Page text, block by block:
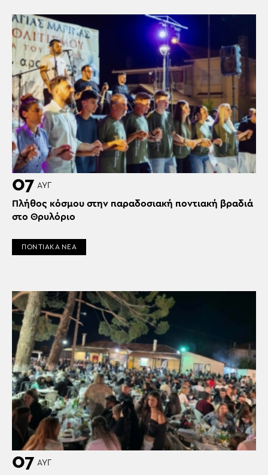
07 ΑΥΓ
Πλήθος κόσμου στην παραδοσιακή ποντιακή βραδιά
στο Θρυλόριο
ΠΟΝΤΙΑΚΑ ΝΕΑ
07 ΑΥΓ